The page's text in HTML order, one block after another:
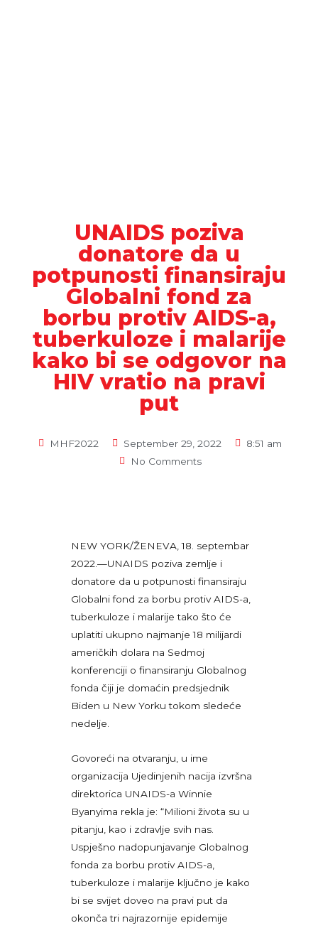
UNAIDS poziva
donatore da u
potpunosti finansiraju
Globalni fond za
borbu protiv AIDS-a,
tuberkuloze i malarije
kako bi se odgovor na
HIV vratio na pravi
put
MHF2022 September 29, 2022
8:51 am
No Comments
NEW YORK/ŽENEVA, 18. septembar
2022.—UNAIDS poziva zemlje i
donatore da u potpunosti finansiraju
Globalni fond za borbu protiv AIDS-a,
tuberkuloze i malarije tako što će
uplatiti ukupno najmanje 18 milijardi
američkih dolara na Sedmoj
konferenciji o finansiranju Globalnog
fonda čiji je domaćin predsjednik
Biden u New Yorku tokom sledeće
nedelje.
Govoreći na otvaranju, u ime
organizacija Ujedinjenih nacija izvršna
direktorica UNAIDS-a Winnie
Byanyima rekla je: “Milioni života su u
pitanju, kao i zdravlje svih nas.
Uspješno nadopunjavanje Globalnog
fonda za borbu protiv AIDS-a,
tuberkuloze i malarije ključno je kako
bi se svijet doveo na pravi put da
okonča tri najrazornije epidemije